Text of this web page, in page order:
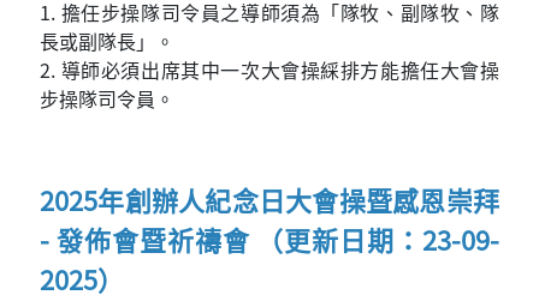
1. 擔任步操隊司令員之導師須為「隊牧、副隊牧、隊
長或副隊長」。
2. 導師必須出席其中一次大會操綵排方能擔任大會操
步操隊司令員。
2025年創辦人紀念日大會操暨感恩崇拜
- 發佈會暨祈禱會 （更新日期：23-09-
2025）